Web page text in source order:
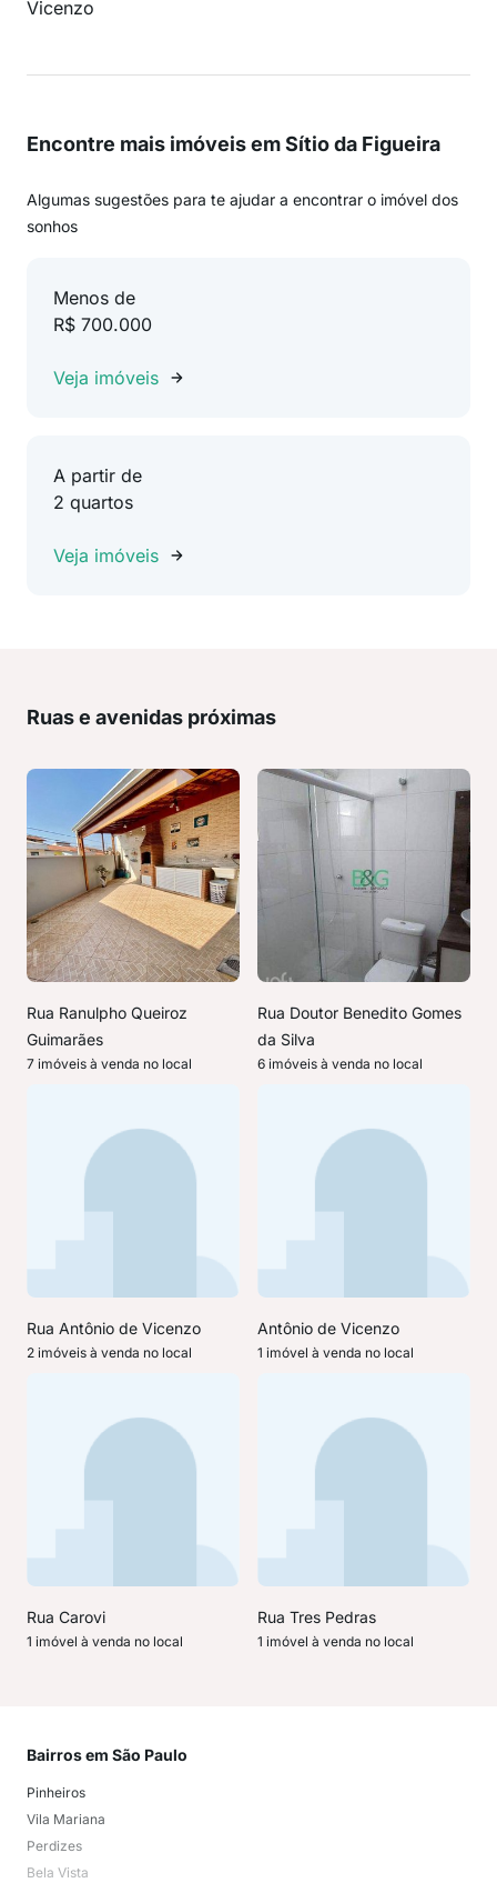
Vicenzo
Encontre mais imóveis em Sítio da Figueira
Algumas sugestões para te ajudar a encontrar o imóvel dos
sonhos
Menos de
R$ 700.000
Veja imóveis
A partir de
2 quartos
Veja imóveis
Ruas e avenidas próximas
Rua Ranulpho Queiroz
Guimarães
7 imóveis à venda no local
Rua Doutor Benedito Gomes
da Silva
6 imóveis à venda no local
Rua Antônio de Vicenzo
2 imóveis à venda no local
Antônio de Vicenzo
1 imóvel à venda no local
Rua Carovi
1 imóvel à venda no local
Rua Tres Pedras
1 imóvel à venda no local
Bairros em São Paulo
Pinheiros
Vila Mariana
Perdizes
Bela Vista